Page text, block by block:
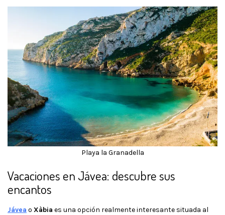
Playa la Granadella
Vacaciones en Jávea: descubre sus
encantos
Jávea o Xàbia es una opción realmente interesante situada al